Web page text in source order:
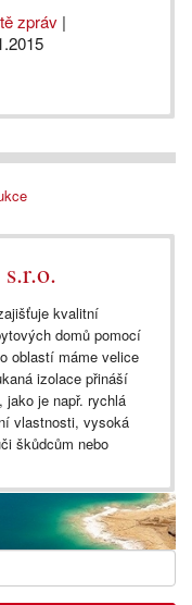
zpráv |
kvalitní
domů pomocí
oblastí máme velice
izolace přináší
jako je např. rychlá
vlastnosti, vysoká
škůdcům nebo